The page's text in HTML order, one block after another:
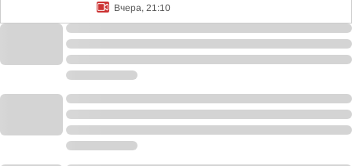
Вчера, 21:10